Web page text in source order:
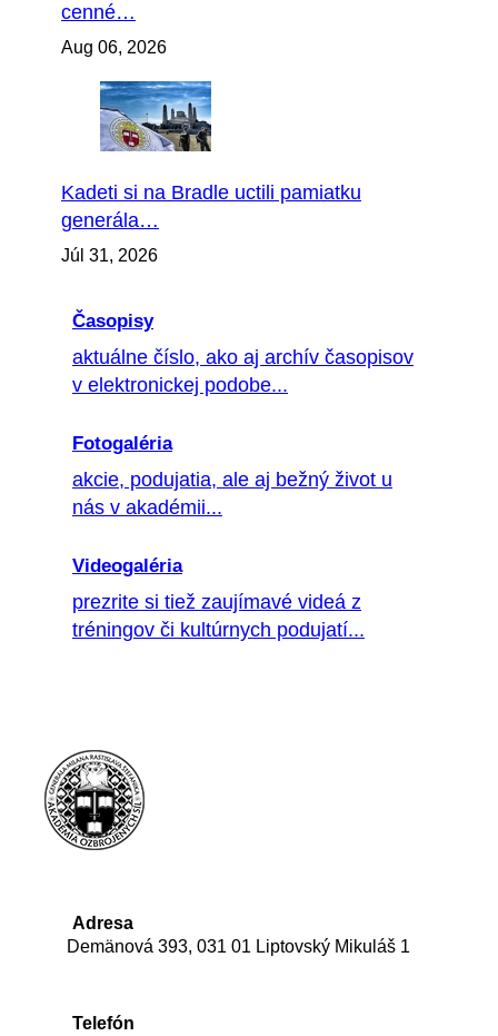
cenné…
Aug 06, 2026
Kadeti si na Bradle uctili pamiatku
generála…
Júl 31, 2026
Časopisy
aktuálne číslo, ako aj archív časopisov
v elektronickej podobe...
Fotogaléria
akcie, podujatia, ale aj bežný život u
nás v akadémii...
Videogaléria
prezrite si tiež zaujímavé videá z
tréningov či kultúrnych podujatí...
Adresa
Demänová 393, 031 01 Liptovský Mikuláš 1
Telefón